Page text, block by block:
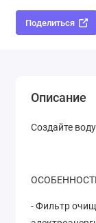
Поделиться
Описание
Создайте
- Фильтр